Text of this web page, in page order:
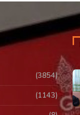
(3854)
(1143)